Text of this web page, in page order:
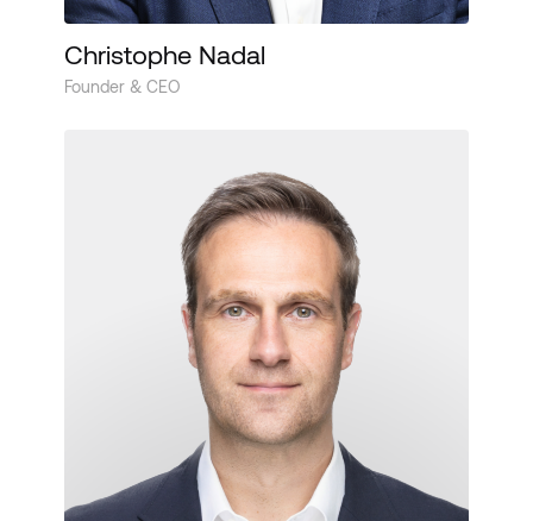
Christophe Nadal
Founder & CEO